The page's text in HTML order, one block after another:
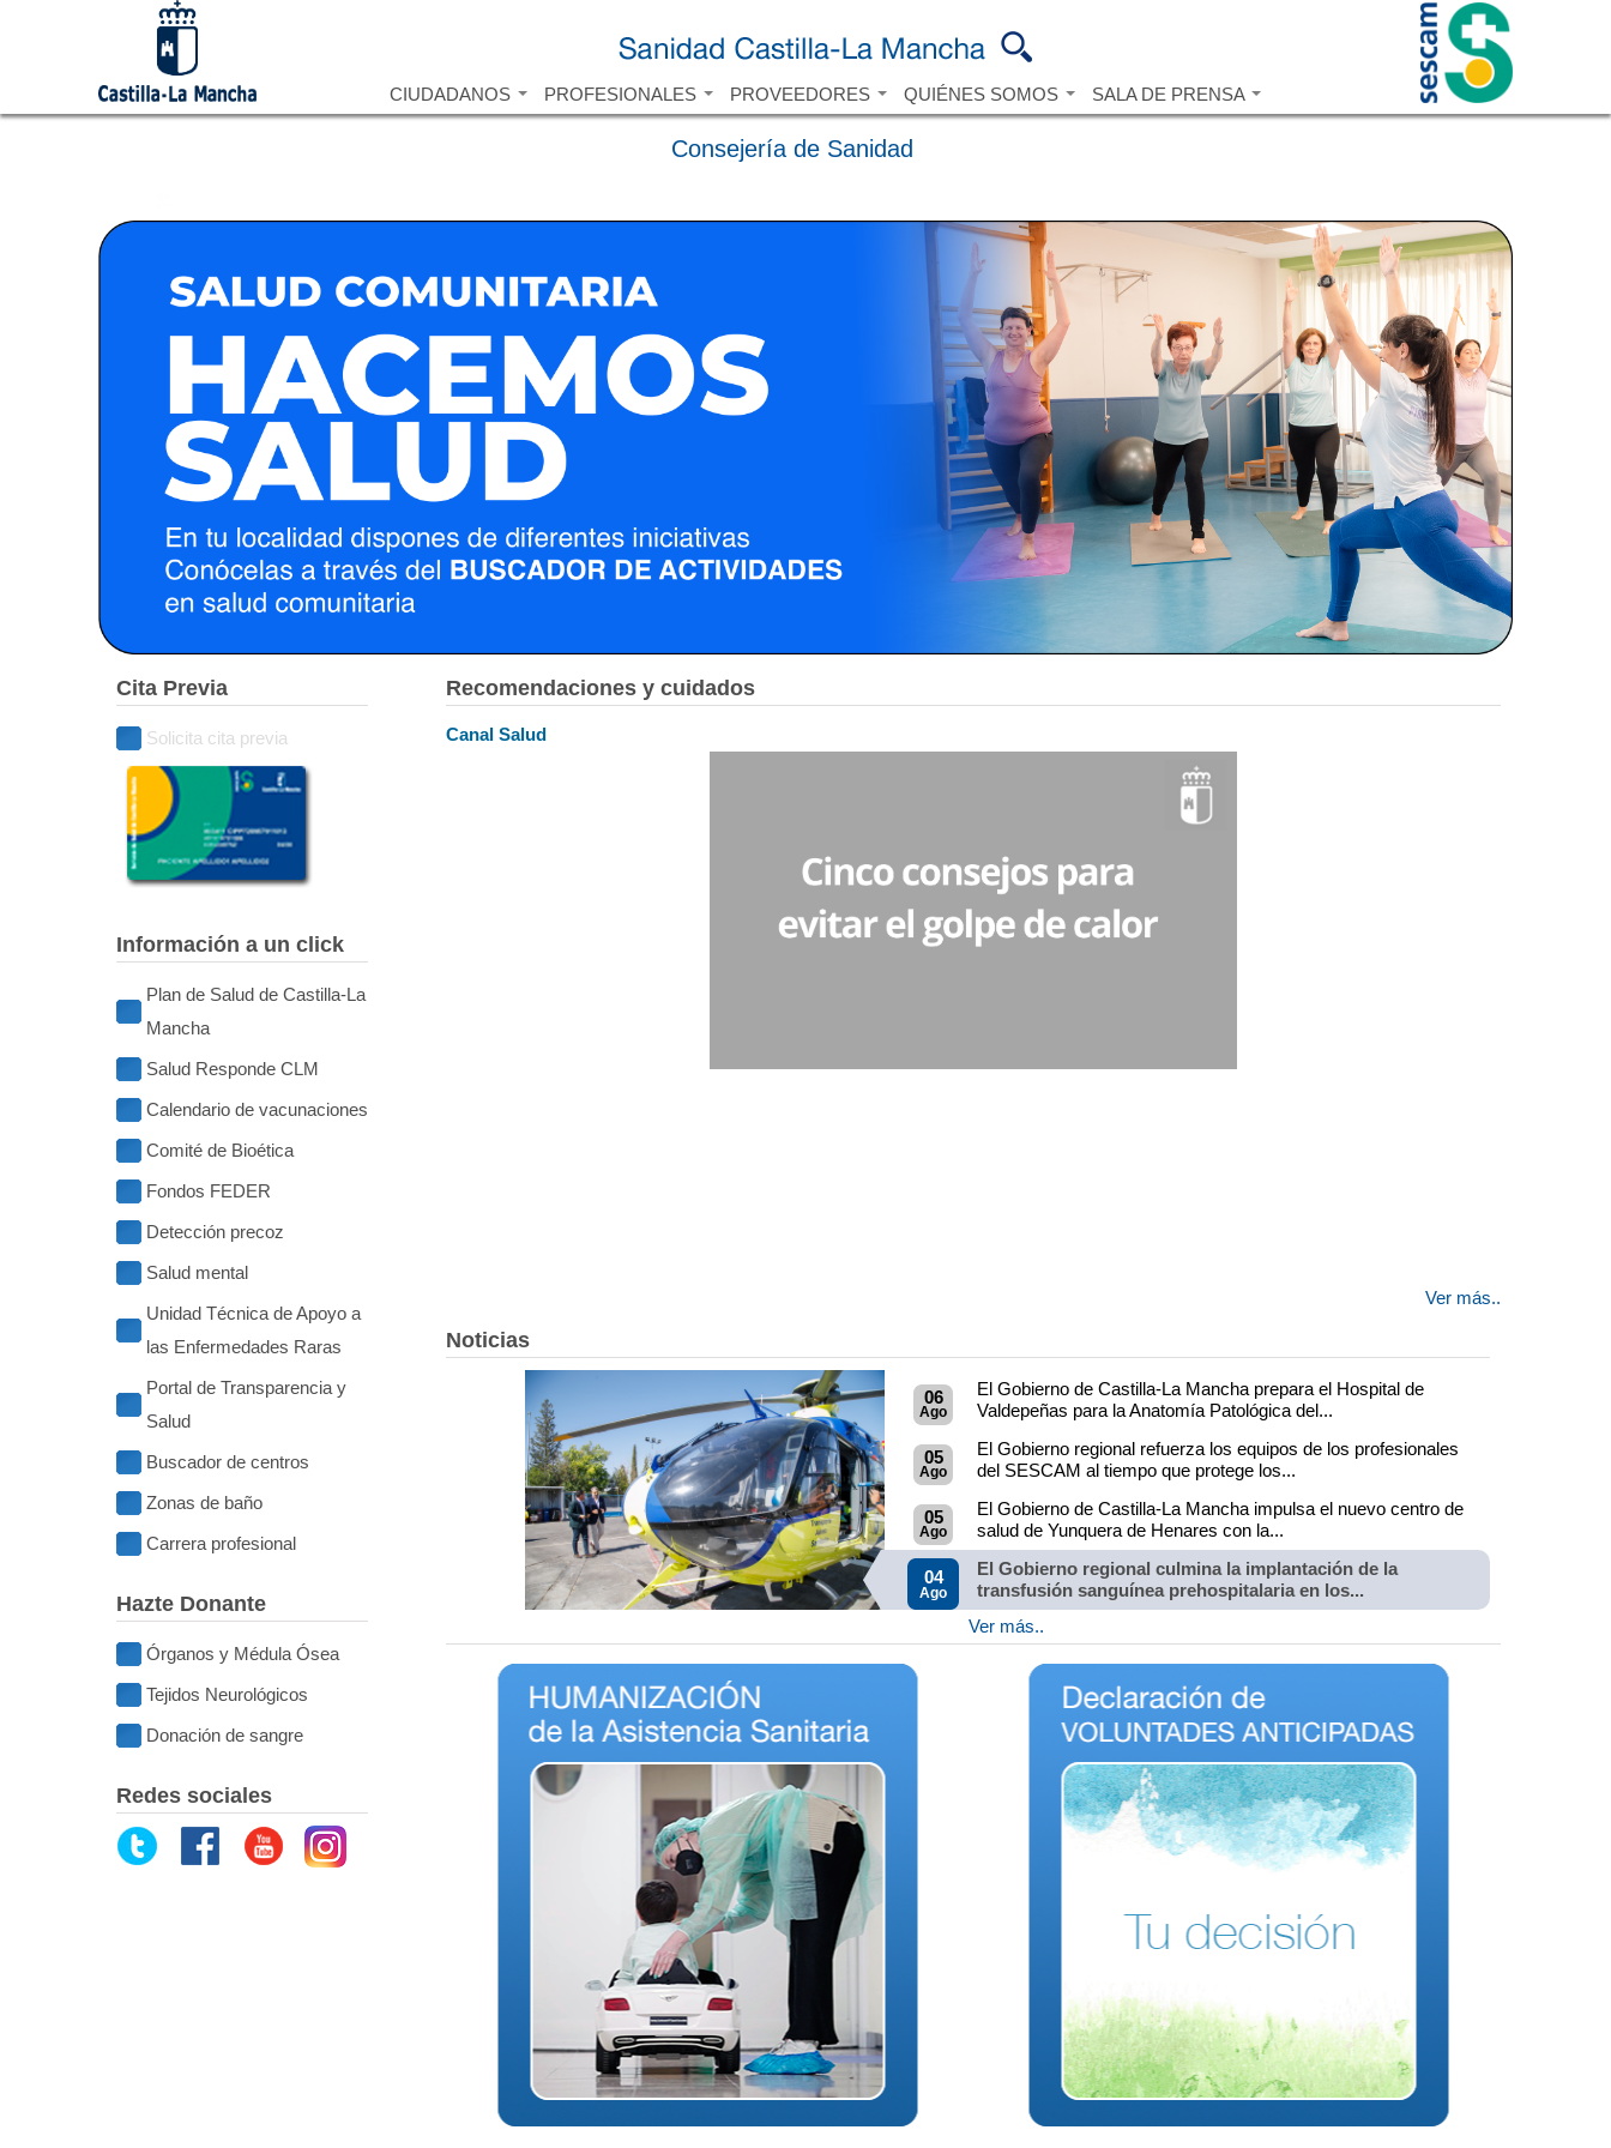
contenido
principal
CIUDADANOS PROFESIONALES PROVEEDORES QUIÉNES SOMOS SALA DE PRENSA
Consejería de Sanidad
Cita Previa
Solicita cita previa
Información a un click
Plan de Salud de Castilla-La
Mancha
Salud Responde CLM
Calendario de vacunaciones
Comité de Bioética
Fondos FEDER
Detección precoz
Salud mental
Unidad Técnica de Apoyo a
las Enfermedades Raras
Portal de Transparencia y
Salud
Buscador de centros
Zonas de baño
Carrera profesional
Hazte Donante
Órganos y Médula Ósea
Tejidos Neurológicos
Donación de sangre
Redes sociales
Recomendaciones y cuidados
Canal Salud
Ver más..
Noticias
06
Ago
El Gobierno de Castilla-La Mancha prepara el Hospital de
Valdepeñas para la Anatomía Patológica del...
05
Ago
El Gobierno regional refuerza los equipos de los profesionales
del SESCAM al tiempo que protege los...
05
Ago
El Gobierno de Castilla-La Mancha impulsa el nuevo centro de
salud de Yunquera de Henares con la...
04
Ago
El Gobierno regional culmina la implantación de la
transfusión sanguínea prehospitalaria en los...
Ver más..